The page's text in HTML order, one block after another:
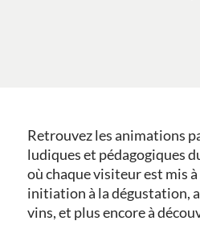
Retrouvez les animations
ludiques et pédagogiques
où chaque visiteur est mis
initiation à la dégustation,
vins, et plus encore à